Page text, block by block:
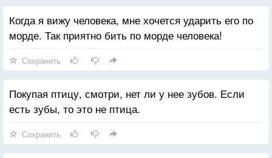
Когда я вижу человека, мне хочется ударить его по
морде. Так приятно бить по морде человека!
Сохранить
Покупая птицу, смотри, нет ли у нее зубов. Если
есть зубы, то это не птица.
Сохранить